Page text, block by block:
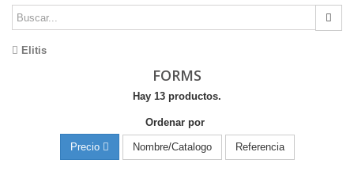
Elitis
FORMS
Hay 13 productos.
Ordenar por
Precio Nombre/Catalogo Referencia